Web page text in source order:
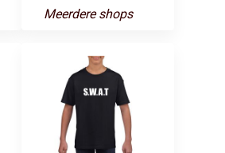
Meerdere shops